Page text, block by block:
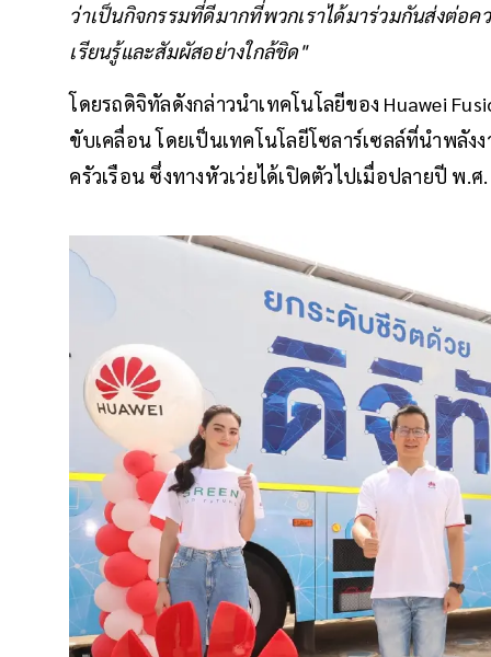
ว่าเป็นกิจกรรมที่ดีมากที่พวกเราได้มาร่วมกันส่งต่อ
เรียนรู้และสัมผัสอย่างใกล้ชิด"
โดยรถดิจิทัลดังกล่าวนำเทคโนโลยีของ Huawei
ขับเคลื่อน โดยเป็นเทคโนโลยีโซลาร์เซลล์ที่นำพลั
ครัวเรือน ซึ่งทางหัวเว่ยได้เปิดตัวไปเมื่อปลายปี พ.